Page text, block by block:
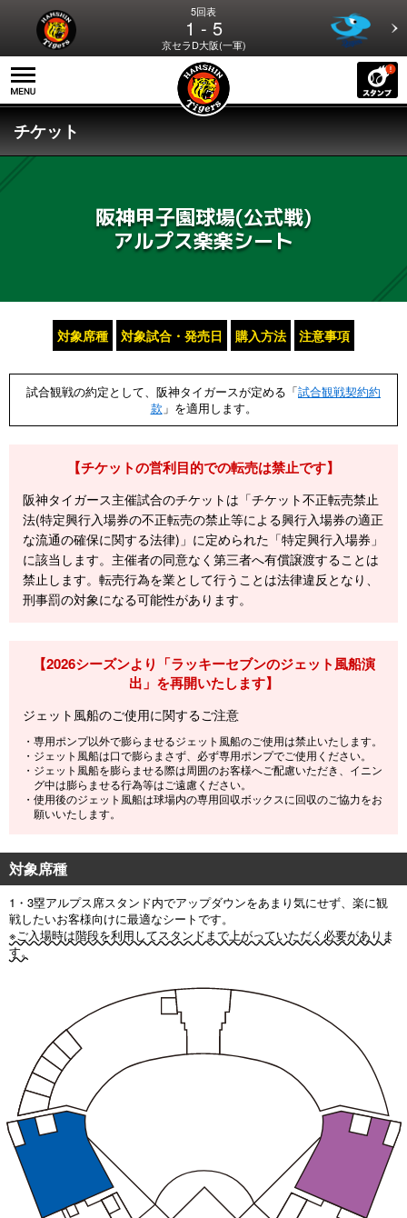
5回表
1 - 5
京セラD大阪(一軍)
チケット
阪神甲子園球場(公式戦)
アルプス楽楽シート
対象席種 対象試合・発売日 購入方法 注意事項
試合観戦の約定として、阪神タイガースが定める「試合観戦契約約
款 」を適用します。
【チケットの営利目的での転売は禁止です】
阪神タイガース主催試合のチケットは「チケット不正転売禁止
法(特定興行入場券の不正転売の禁止等による興行入場券の適正
な流通の確保に関する法律)」に定められた「特定興行入場券」
に該当します。主催者の同意なく第三者へ有償譲渡することは
禁止します。転売行為を業として行うことは法律違反となり、
刑事罰の対象になる可能性があります。
【2026シーズンより「ラッキーセブンのジェット風船演
出」を再開いたします】
ジェット風船のご使用に関するご注意
・専用ポンプ以外で膨らませるジェット風船のご使用は禁止いたします。
・ジェット風船は口で膨らまさず、必ず専用ポンプでご使用ください。
・ジェット風船を膨らませる際は周囲のお客様へご配慮いただき、イニン
グ中は膨らませる行為等はご遠慮ください。
・使用後のジェット風船は球場内の専用回収ボックスに回収のご協力をお
願いいたします。
対象席種
1・3塁アルプス席スタンド内でアップダウンをあまり気にせず、楽に観
戦したいお客様向けに最適なシートです。
※ご入場時は階段を利用してスタンドまで上がっていただく必要がありま
す。